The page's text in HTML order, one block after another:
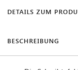
DETAILS ZUM
BESCHREIBUNG